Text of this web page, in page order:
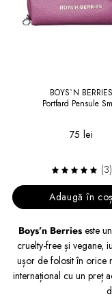
BOYS`N BERRIES
Portfard Pensule
75 lei
(3)
Adaugă în coș
Boys’n Berrieseste
cruelty-free și vegane,
ușor de folosit în orice
internațional cu un preț